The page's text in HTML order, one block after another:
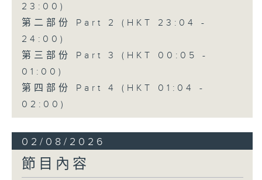
23:00)
第二部份 Part 2 (HKT 23:04 -
24:00)
第三部份 Part 3 (HKT 00:05 -
01:00)
第四部份 Part 4 (HKT 01:04 -
02:00)
02/08/2026
節目內容